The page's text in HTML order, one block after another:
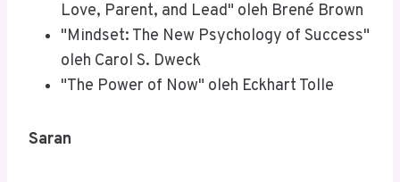
Love, Parent, and Lead" oleh Brené Brown
"Mindset: The New Psychology of Success"
oleh Carol S. Dweck
"The Power of Now" oleh Eckhart Tolle
Saran